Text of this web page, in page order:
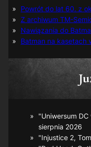
Powrót do lat 60. z
Z archiwum TM-
Nawiązania do
Batman na kasetach
"Uniwersum DC
sierpnia 2026
"Injustice 2,